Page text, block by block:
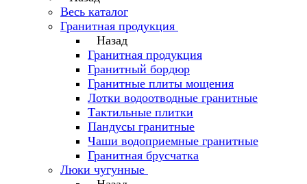
Весь каталог
Гранитная продукция
Назад
Гранитная продукция
Гранитный бордюр
Гранитные плиты мощения
Лотки водоотводные гранитные
Тактильные плитки
Пандусы гранитные
Чаши водоприемные гранитные
Гранитная брусчатка
Люки чугунные